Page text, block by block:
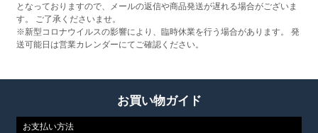
となっておりますので、メールの返信や商品発送が遅れる場合がございま
す。 ご了承くださいませ。
※新型コロナウイルスの影響により、臨時休業を行う場合があります。 発
送可能日は営業カレンダーにてご確認ください。
お買い物ガイド
お支払い方法